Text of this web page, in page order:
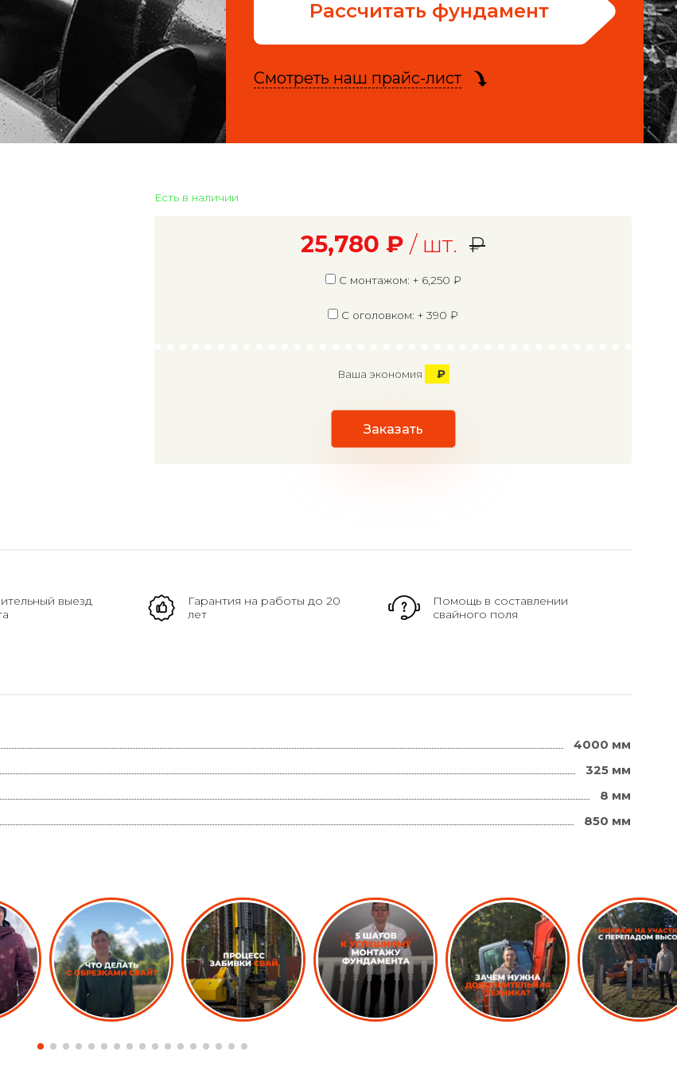
Рассчитать фундамент
Смотреть наш прайс-лист
Есть в наличии
25,780 ₽ / шт. ₽
С монтажом: + 6,250 ₽
С оголовком: + 390 ₽
Ваша экономия ₽
Заказать
выезд
Гарантия на работы до 20
лет
Помощь в составлении
свайного поля
4000 мм
325 мм
8 мм
850 мм